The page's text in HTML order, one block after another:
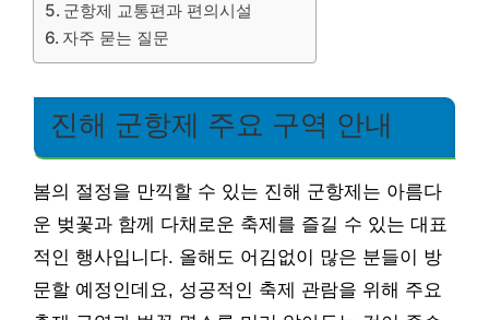
군항제 교통편과 편의시설
자주 묻는 질문
진해 군항제 주요 구역 안내
봄의 절정을 만끽할 수 있는 진해 군항제는 아름다
운 벚꽃과 함께 다채로운 축제를 즐길 수 있는 대표
적인 행사입니다. 올해도 어김없이 많은 분들이 방
문할 예정인데요, 성공적인 축제 관람을 위해 주요